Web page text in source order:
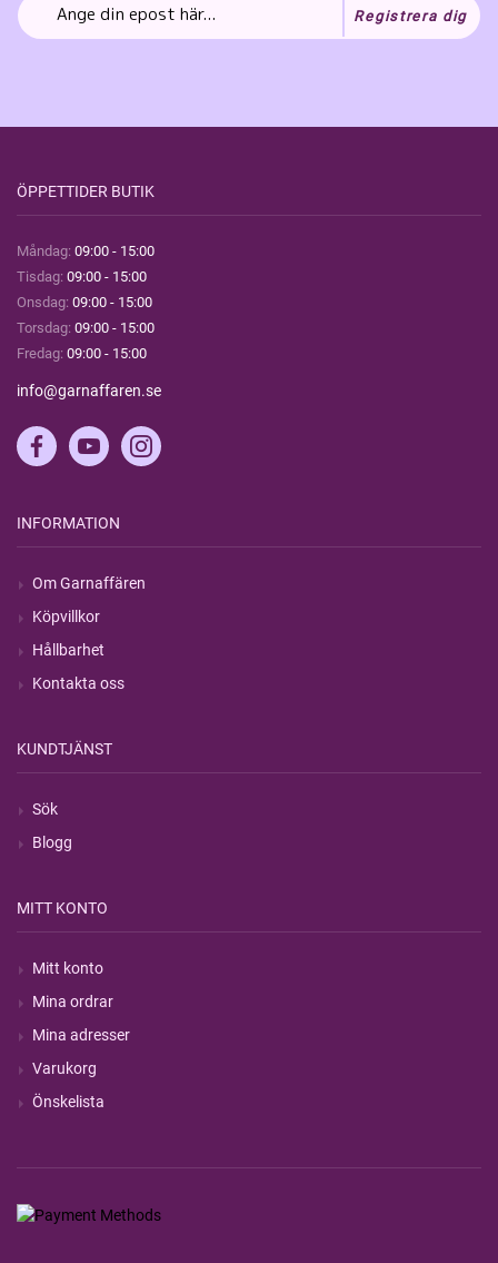
Registrera dig
ÖPPETTIDER BUTIK
Måndag: 09:00 - 15:00
Tisdag: 09:00 - 15:00
Onsdag: 09:00 - 15:00
Torsdag: 09:00 - 15:00
Fredag: 09:00 - 15:00
info@garnaffaren.se
INFORMATION
Om Garnaffären
Köpvillkor
Hållbarhet
Kontakta oss
KUNDTJÄNST
Sök
Blogg
MITT KONTO
Mitt konto
Mina ordrar
Mina adresser
Varukorg
Önskelista